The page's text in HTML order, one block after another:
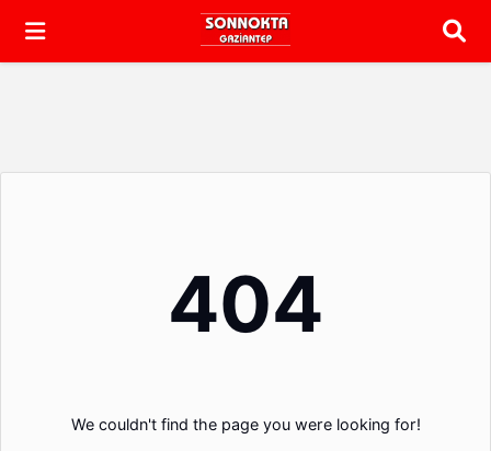
404
We couldn't find the page you were looking for!